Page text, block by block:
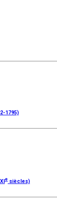
1795)
e siècles)